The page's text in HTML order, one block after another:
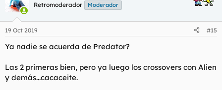
c
i
e
:
Retromoderador Moderador
19 Oct 2019 #15
Ya nadie se acuerda de Predator?
Las 2 primeras bien, pero ya luego los crossovers con Alien
y demás...cacaceite.